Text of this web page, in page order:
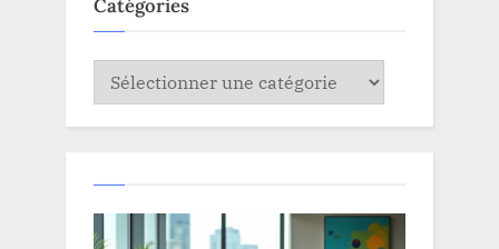
Catégories
Catégories